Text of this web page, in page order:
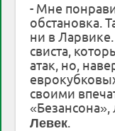
- Мне
обстановка.
ни в
свиста,
атак, но,
своими
Левек